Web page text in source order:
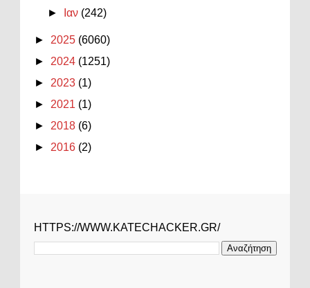
►
Ιαν (242)
► 2025 (6060)
► 2024 (1251)
► 2023 (1)
► 2021 (1)
► 2018 (6)
► 2016 (2)
HTTPS://WWW.KATECHACKER.GR/